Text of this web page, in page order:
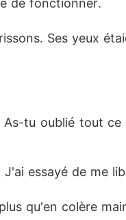
de fonctionner.
Ses yeux
tu oublié tout ce
essayé de me
qu'en colère